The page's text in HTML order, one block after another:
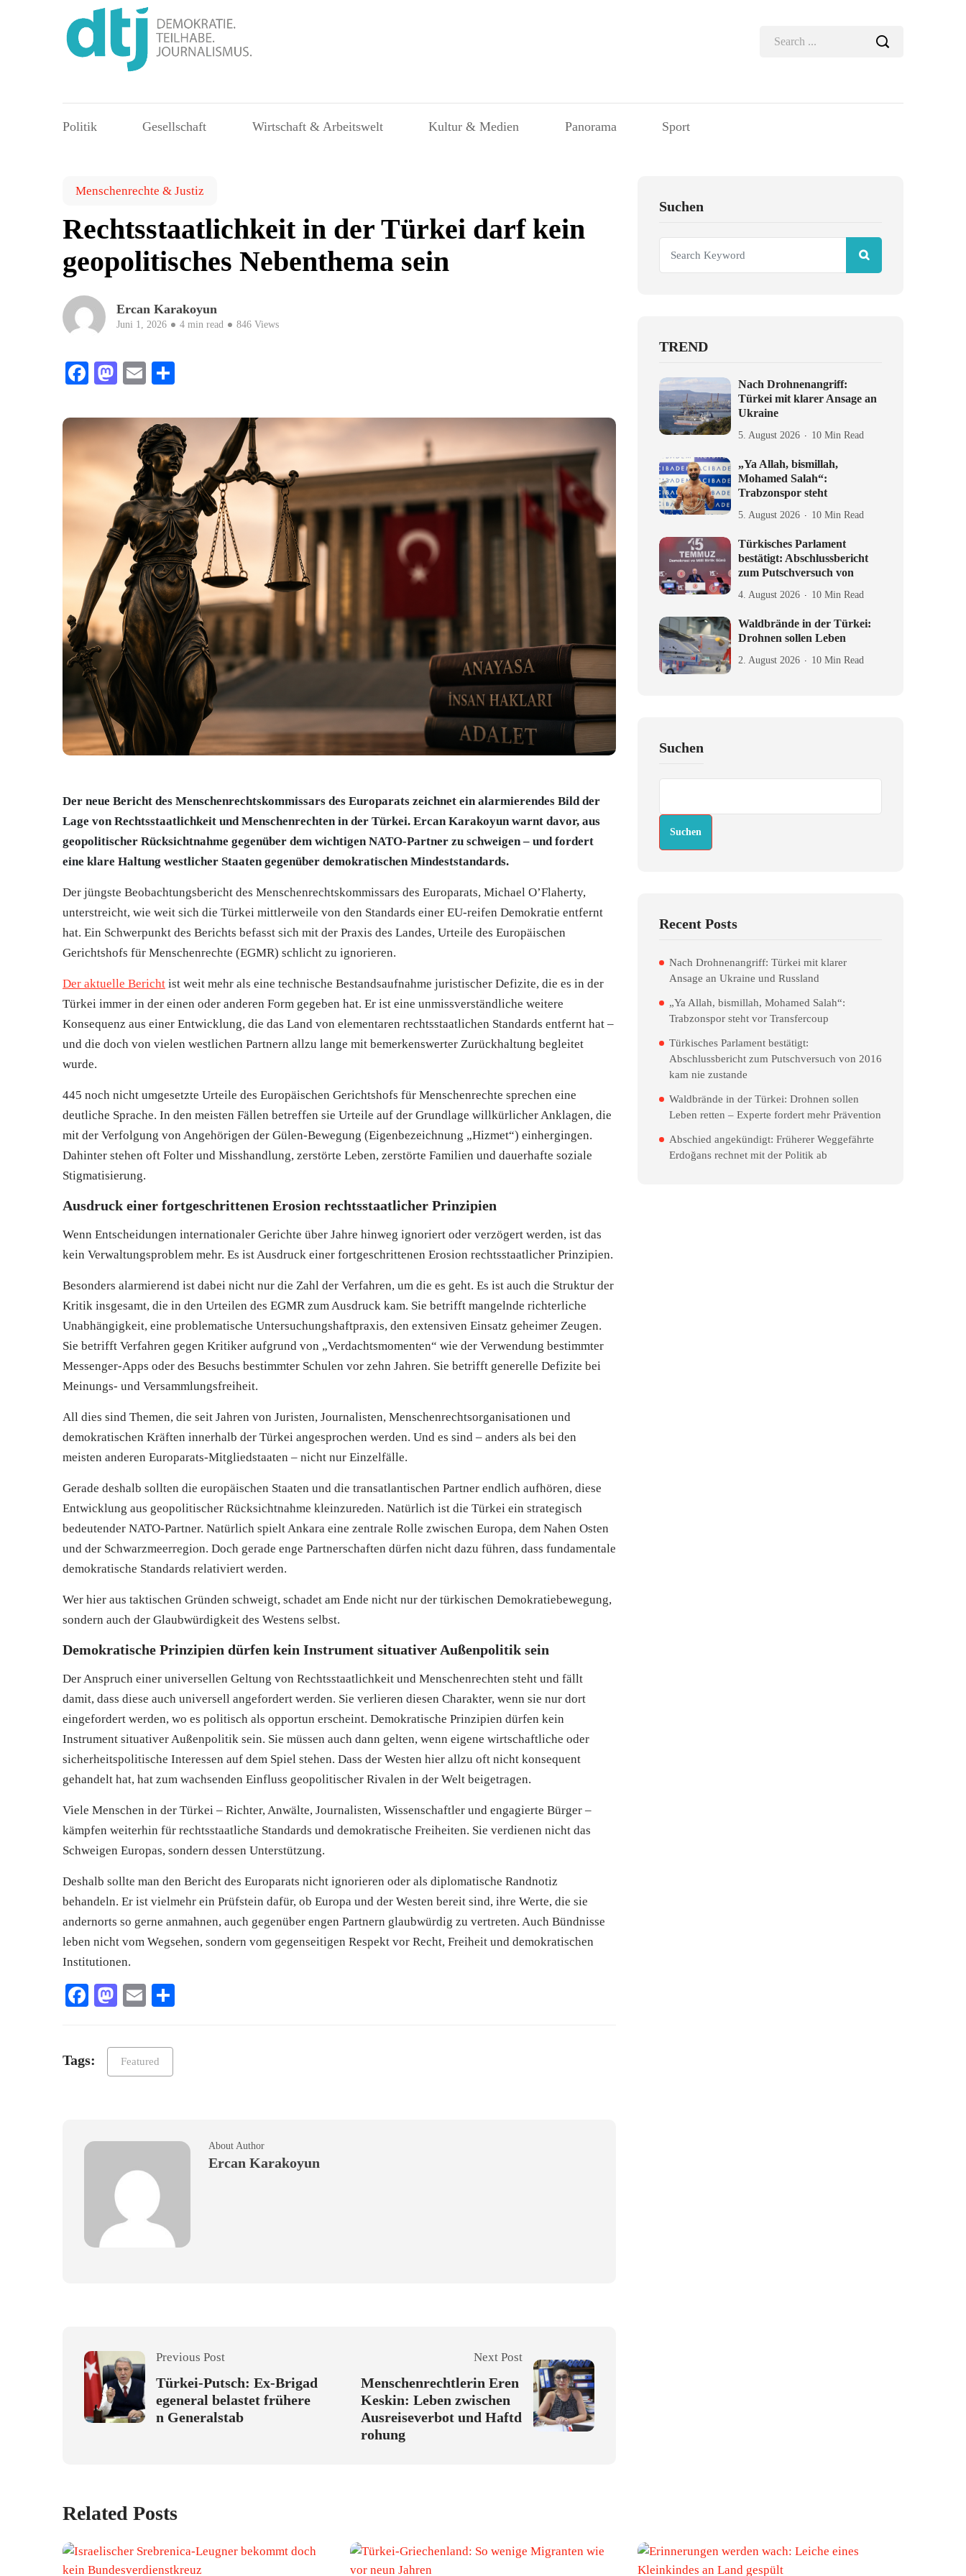
Politik Gesellschaft Wirtschaft & Arbeitswelt Kultur & Medien Panorama Sport
Menschenrechte & Justiz
Rechtsstaatlichkeit in der Türkei darf kein
geopolitisches Nebenthema sein
Ercan Karakoyun
Juni 1, 2026 4 min read 846 Views
Facebook
Mastodon
Email
Der neue Bericht des Menschenrechtskommissars des Europarats zeichnet ein alarmierendes Bild der
Lage von Rechtsstaatlichkeit und Menschenrechten in der Türkei. Ercan Karakoyun warnt davor, aus
geopolitischer Rücksichtnahme gegenüber dem wichtigen NATO-Partner zu schweigen – und fordert
eine klare Haltung westlicher Staaten gegenüber demokratischen Mindeststandards.
Der jüngste Beobachtungsbericht des Menschenrechtskommissars des Europarats, Michael O’Flaherty,
unterstreicht, wie weit sich die Türkei mittlerweile von den Standards einer EU-reifen Demokratie entfernt
hat. Ein Schwerpunkt des Berichts befasst sich mit der Praxis des Landes, Urteile des Europäischen
Gerichtshofs für Menschenrechte (EGMR) schlicht zu ignorieren.
Der aktuelle Bericht ist weit mehr als eine technische Bestandsaufnahme juristischer Defizite, die es in der
Türkei immer in der einen oder anderen Form gegeben hat. Er ist eine unmissverständliche weitere
Konsequenz aus einer Entwicklung, die das Land von elementaren rechtsstaatlichen Standards entfernt hat –
und die doch von vielen westlichen Partnern allzu lange mit bemerkenswerter Zurückhaltung begleitet
wurde.
445 noch nicht umgesetzte Urteile des Europäischen Gerichtshofs für Menschenrechte sprechen eine
deutliche Sprache. In den meisten Fällen betreffen sie Urteile auf der Grundlage willkürlicher Anklagen, die
mit der Verfolgung von Angehörigen der Gülen-Bewegung (Eigenbezeichnung „Hizmet“) einhergingen.
Dahinter stehen oft Folter und Misshandlung, zerstörte Leben, zerstörte Familien und dauerhafte soziale
Stigmatisierung.
Ausdruck einer fortgeschrittenen Erosion rechtsstaatlicher Prinzipien
Wenn Entscheidungen internationaler Gerichte über Jahre hinweg ignoriert oder verzögert werden, ist das
kein Verwaltungsproblem mehr. Es ist Ausdruck einer fortgeschrittenen Erosion rechtsstaatlicher Prinzipien.
Besonders alarmierend ist dabei nicht nur die Zahl der Verfahren, um die es geht. Es ist auch die Struktur der
Kritik insgesamt, die in den Urteilen des EGMR zum Ausdruck kam. Sie betrifft mangelnde richterliche
Unabhängigkeit, eine problematische Untersuchungshaftpraxis, den extensiven Einsatz geheimer Zeugen.
Sie betrifft Verfahren gegen Kritiker aufgrund von „Verdachtsmomenten“ wie der Verwendung bestimmter
Messenger-Apps oder des Besuchs bestimmter Schulen vor zehn Jahren. Sie betrifft generelle Defizite bei
Meinungs- und Versammlungsfreiheit.
All dies sind Themen, die seit Jahren von Juristen, Journalisten, Menschenrechtsorganisationen und
demokratischen Kräften innerhalb der Türkei angesprochen werden. Und es sind – anders als bei den
meisten anderen Europarats-Mitgliedstaaten – nicht nur Einzelfälle.
Gerade deshalb sollten die europäischen Staaten und die transatlantischen Partner endlich aufhören, diese
Entwicklung aus geopolitischer Rücksichtnahme kleinzureden. Natürlich ist die Türkei ein strategisch
bedeutender NATO-Partner. Natürlich spielt Ankara eine zentrale Rolle zwischen Europa, dem Nahen Osten
und der Schwarzmeerregion. Doch gerade enge Partnerschaften dürfen nicht dazu führen, dass fundamentale
demokratische Standards relativiert werden.
Wer hier aus taktischen Gründen schweigt, schadet am Ende nicht nur der türkischen Demokratiebewegung,
sondern auch der Glaubwürdigkeit des Westens selbst.
Demokratische Prinzipien dürfen kein Instrument situativer Außenpolitik sein
Der Anspruch einer universellen Geltung von Rechtsstaatlichkeit und Menschenrechten steht und fällt
damit, dass diese auch universell angefordert werden. Sie verlieren diesen Charakter, wenn sie nur dort
eingefordert werden, wo es politisch als opportun erscheint. Demokratische Prinzipien dürfen kein
Instrument situativer Außenpolitik sein. Sie müssen auch dann gelten, wenn eigene wirtschaftliche oder
sicherheitspolitische Interessen auf dem Spiel stehen. Dass der Westen hier allzu oft nicht konsequent
gehandelt hat, hat zum wachsenden Einfluss geopolitischer Rivalen in der Welt beigetragen.
Viele Menschen in der Türkei – Richter, Anwälte, Journalisten, Wissenschaftler und engagierte Bürger –
kämpfen weiterhin für rechtsstaatliche Standards und demokratische Freiheiten. Sie verdienen nicht das
Schweigen Europas, sondern dessen Unterstützung.
Deshalb sollte man den Bericht des Europarats nicht ignorieren oder als diplomatische Randnotiz
behandeln. Er ist vielmehr ein Prüfstein dafür, ob Europa und der Westen bereit sind, ihre Werte, die sie
andernorts so gerne anmahnen, auch gegenüber engen Partnern glaubwürdig zu vertreten. Auch Bündnisse
leben nicht vom Wegsehen, sondern vom gegenseitigen Respekt vor Recht, Freiheit und demokratischen
Institutionen.
Facebook
Mastodon
Email
Tags: Featured
About Author
Ercan Karakoyun
Previous Post
Türkei-Putsch: Ex-Brigad
egeneral belastet frühere
n Generalstab
Next Post
Menschenrechtlerin Eren
Keskin: Leben zwischen
Ausreiseverbot und Haftd
rohung
Suchen
TREND
Nach Drohnenangriff:
Türkei mit klarer Ansage an
Ukraine
5. August 2026 10 Min Read
„Ya Allah, bismillah,
Mohamed Salah“:
Trabzonspor steht
5. August 2026 10 Min Read
Türkisches Parlament
bestätigt: Abschlussbericht
zum Putschversuch von
4. August 2026 10 Min Read
Waldbrände in der Türkei:
Drohnen sollen Leben
2. August 2026 10 Min Read
Suchen
Suchen
Recent Posts
Nach Drohnenangriff: Türkei mit klarer
Ansage an Ukraine und Russland
„Ya Allah, bismillah, Mohamed Salah“:
Trabzonspor steht vor Transfercoup
Türkisches Parlament bestätigt:
Abschlussbericht zum Putschversuch von 2016
kam nie zustande
Waldbrände in der Türkei: Drohnen sollen
Leben retten – Experte fordert mehr Prävention
Abschied angekündigt: Früherer Weggefährte
Erdoğans rechnet mit der Politik ab
Related Posts